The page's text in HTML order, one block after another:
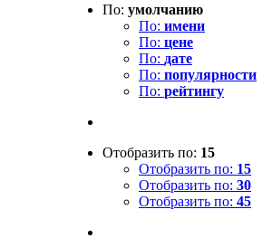
По: умолчанию
По: имени
По: цене
По: дате
По: популярности
По: рейтингу
Отобразить по: 15
Отобразить по: 15
Отобразить по: 30
Отобразить по: 45